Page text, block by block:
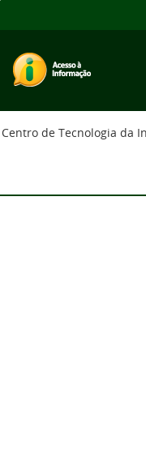
Centro de Tecnologia da